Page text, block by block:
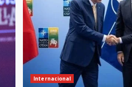
Internacional